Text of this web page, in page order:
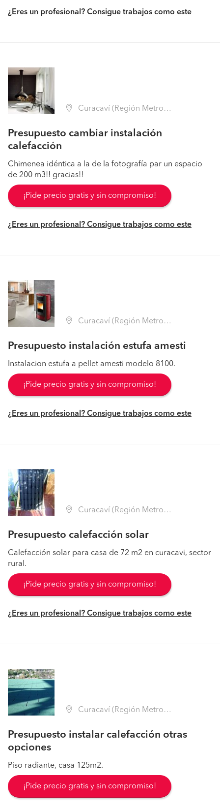
¿Eres un profesional? Consigue trabajos como este
Curacaví (Región Metropolitana - Melipilla)
Presupuesto cambiar instalación
calefacción
Chimenea idéntica a la de la fotografía par un espacio
de 200 m3!! gracias!!
¡Pide precio gratis y sin compromiso!
¿Eres un profesional? Consigue trabajos como este
Curacaví (Región Metropolitana - Melipilla)
Presupuesto instalación estufa amesti
Instalacion estufa a pellet amesti modelo 8100.
¡Pide precio gratis y sin compromiso!
¿Eres un profesional? Consigue trabajos como este
Curacaví (Región Metropolitana - Melipilla)
Presupuesto calefacción solar
Calefacción solar para casa de 72 m2 en curacavi, sector
rural.
¡Pide precio gratis y sin compromiso!
¿Eres un profesional? Consigue trabajos como este
Curacaví (Región Metropolitana - Melipilla)
Presupuesto instalar calefacción otras
opciones
Piso radiante, casa 125m2.
¡Pide precio gratis y sin compromiso!